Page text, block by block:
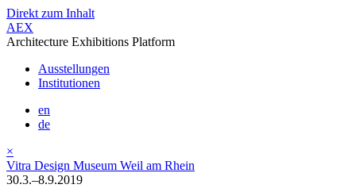
Direkt zum Inhalt
AEX
Architecture Exhibitions Platform
Ausstellungen
Institutionen
en
de
×
Vitra Design Museum Weil am Rhein
30.3.–8.9.2019